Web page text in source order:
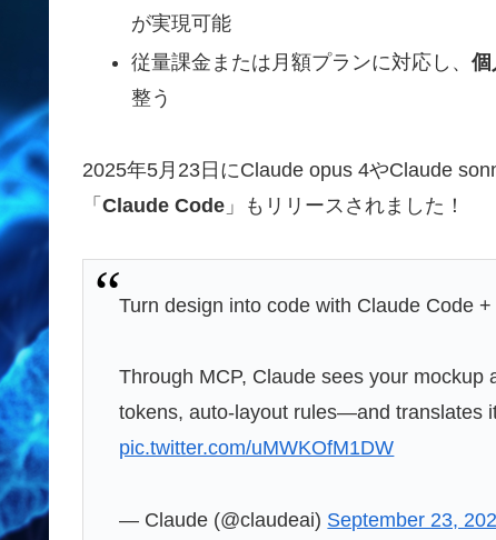
が実現可能
従量課金または月額プランに対応し、 個
整う
2025年5月23日にClaude opus 4やClaude
「 Claude Code 」もリリースされました！
Turn design into code with Claude Code +
Through MCP, Claude sees your
tokens, auto-layout rules—and translates
pic.twitter.com/uMWKOfM1DW
— Claude (@claudeai) September 23,